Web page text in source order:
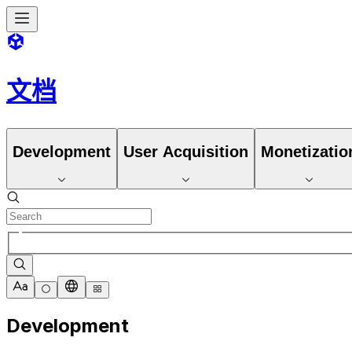
文档
Development User Acquisition
Development